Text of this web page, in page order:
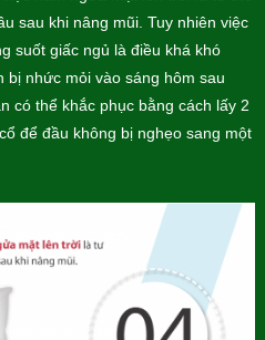
sau khi nâng mũi. Tuy nhiên việc
suốt giấc ngủ là điều khá khó
bị nhức mỏi vào sáng hôm sau
có thể khắc phục bằng cách lấy 2
để đầu không bị nghẹo sang một